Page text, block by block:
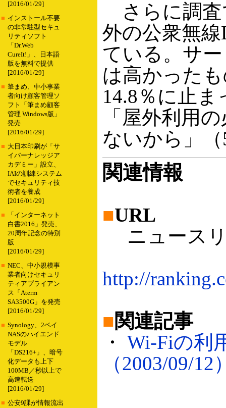
[2016/01/29]
■ インストール不要
の非常駐型セキュ
リティソフト
「Dr.Web
CureIt!」、日本語
版を無料で提供
[2016/01/29]
■ 筆まめ、中小事業
者向け顧客管理ソ
フト「筆まめ顧客
管理 Windows版」
発売
[2016/01/29]
■ 大日本印刷が「サ
イバーナレッジア
カデミー」設立、
IAIの訓練システム
でセキュリティ技
術者を養成
[2016/01/29]
■
「インターネット
白書2016」発売、
20周年記念の特別
版
[2016/01/29]
■ NEC、中小規模事
業者向けセキュリ
ティアプライアン
ス「Aterm
SA3500G」を発売
[2016/01/29]
■ Synology、2ベイ
NASのハイエンド
モデル
「DS216+」、暗号
化データも上下
100MB／秒以上で
高速転送
[2016/01/29]
■ 公安9課が情報流出
さらに調査
外の公衆無
ている。サ
は高かった
14.8％に止
「屋外利用
ないから」
関連情報
■URL
ニュースリ
http://
■関連記事
・ Wi-Fiの利
（2003/09/12